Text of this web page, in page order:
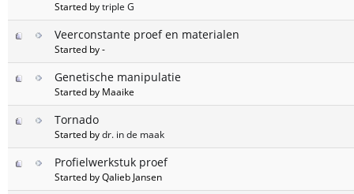
Started bytriple G
Veerconstante proef en materialen
Started by -
Genetische manipulatie
Started by Maaike
Tornado
Started bydr. in de maak
Profielwerkstuk proef
Started by Qalieb Jansen